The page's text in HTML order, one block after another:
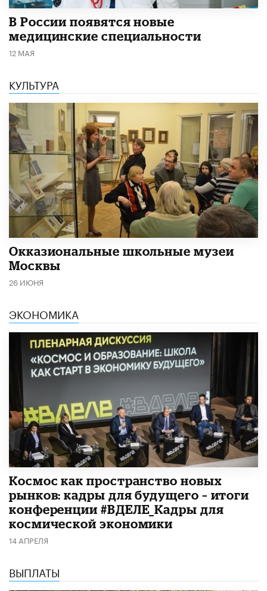
В России появятся новые
медицинские специальности
12 МАЯ
КУЛЬТУРА
​Окказиональные школьные музеи
Москвы
26 ИЮНЯ
ЭКОНОМИКА
Космос как пространство новых
рынков: кадры для будущего – итоги
конференции #ВДЕЛЕ_Кадры для
космической экономики
14 АПРЕЛЯ
ВЫПЛАТЫ